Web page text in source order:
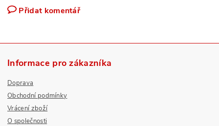
Přidat komentář
Informace pro zákazníka
Doprava
Obchodní podmínky
Vrácení zboží
O společnosti